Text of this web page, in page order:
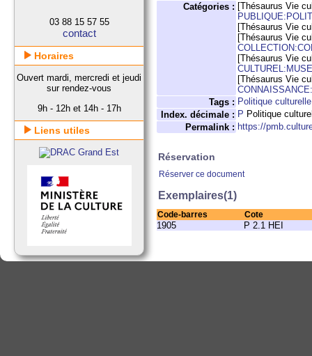
Catégories : [Thésaurus Vie
[Thésaurus Vie
[Thésaurus Vie
[Thésaurus Vie
[Thésaurus Vie
Tags : Politique culturelle
Index. décimale : P Politique
Permalink : https://
Réservation
Réserver ce document
Exemplaires(1)
Code-barres Cote
1905 P 2.1 HEI
03 88 15 57 55
contact
Horaires
Ouvert mardi, mercredi et jeudi
sur rendez-vous
9h - 12h et 14h - 17h
Liens utiles